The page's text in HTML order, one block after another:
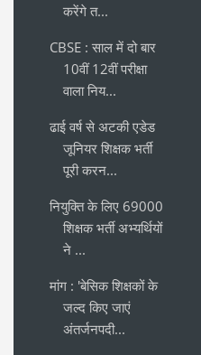
करेंगे त...
CBSE : साल में दो बार
10वीं 12वीं परीक्षा
वाला निय...
ढाई वर्ष से अटकी एडेड
जूनियर शिक्षक भर्ती
पूरी करन...
नियुक्ति के लिए 69000
शिक्षक भर्ती अभ्यर्थियों
ने ...
मांग : 'बेसिक शिक्षकों के
जल्द किए जाएं
अंतर्जनपदी...